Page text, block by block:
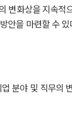
변화상을 지속적
안을 마련할 수
분야 및 직무의